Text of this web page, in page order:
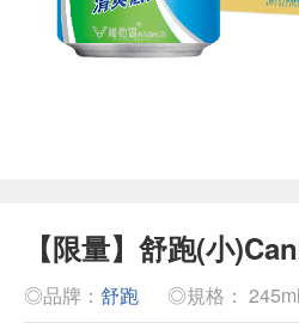
【限量】舒跑(小
◎品牌： 舒跑 ◎規格：